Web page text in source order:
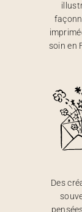
soin en
Des